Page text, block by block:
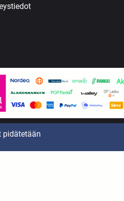
pidätetään